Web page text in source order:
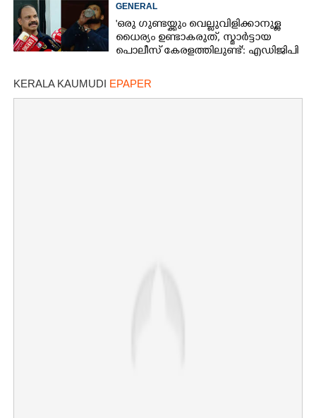
വിളിക്കുന്ന കാലമാണിത്'
GENERAL
'ഒരു ഗുണ്ടയ്ക്കും വെല്ലുവിളിക്കാനുള്ള
ധൈര്യം ഉണ്ടാകരുത്, സ്മാർട്ടായ
പൊലീസ് കേരളത്തിലുണ്ട്': എഡിജിപി
KERALA KAUMUDI EPAPER